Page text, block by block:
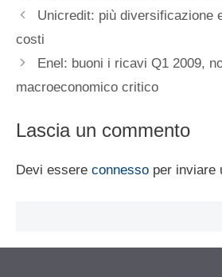
Unicredit: più diversificazione
costi
Enel: buoni i ricavi Q1 2009,
macroeconomico critico
Lascia un commento
Devi essere connesso per inviare